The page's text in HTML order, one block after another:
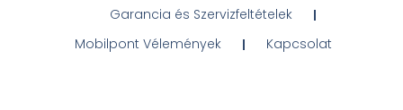
Garancia és Szervizfeltételek
Mobilpont Vélemények
Kapcsolat